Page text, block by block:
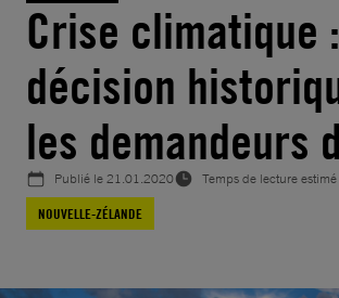
Crise climatique
décision
les demandeurs
Publié le21.01.2020
Temps de lecture
NOUVELLE-ZÉLANDE